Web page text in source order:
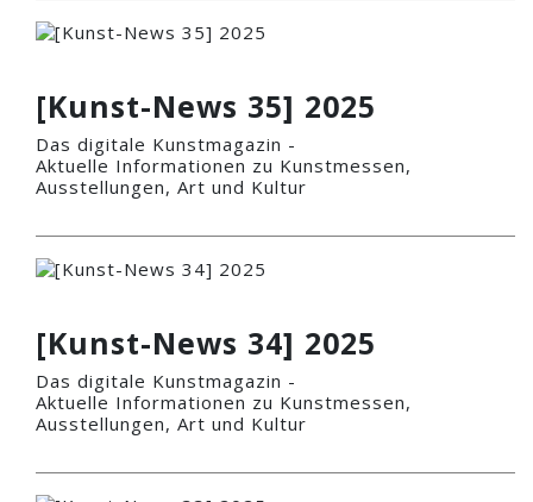
[Kunst-News 35] 2025
Das digitale Kunstmagazin -
Aktuelle Informationen zu Kunstmessen,
Ausstellungen, Art und Kultur
[Kunst-News 34] 2025
Das digitale Kunstmagazin -
Aktuelle Informationen zu Kunstmessen,
Ausstellungen, Art und Kultur